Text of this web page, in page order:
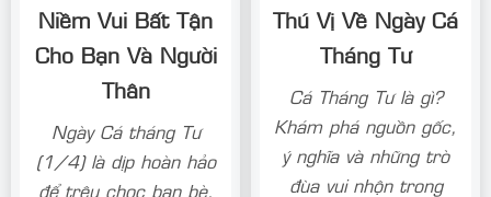
Niềm Vui Bất Tận
Cho Bạn Và Người
Thân
Ngày Cá tháng Tư
(1/4) là dịp hoàn hảo
để trêu chọc bạn bè,
Thú Vị Về Ngày Cá
Tháng Tư
Cá Tháng Tư là gì?
Khám phá nguồn gốc,
ý nghĩa và những trò
đùa vui nhộn trong